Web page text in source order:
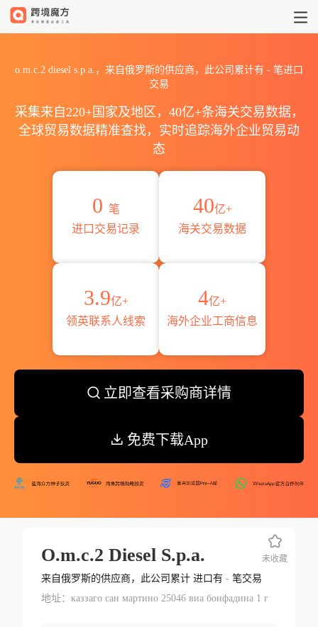
o.m.c.2 diesel s.p.a.，来自俄罗斯的供应商，此公司累计有 - 笔进口
交易
采集来自220+国家及地区，40亿+条海关交易数据，
全球贸易数据精准查找，实时追踪海外企业贸易动
态
0 笔
进口交易记录
40亿+
海关交易数据
3.9亿+
领英联系人线索
4亿+
海外企业工商信息
立即查看采购商详情
免费下载App
O.m.c.2 Diesel S.p.a.
来自俄罗斯的供应商，此公司累计 进口有 -笔交易
地址：каззаго сан мартино 25046 виа бонфадина 1 г
未收藏